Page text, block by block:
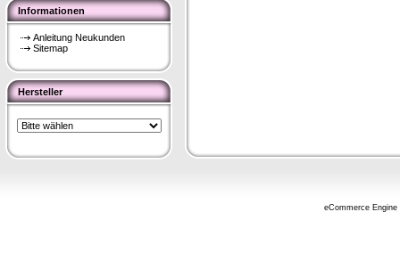
Informationen
Anleitung Neukunden
Sitemap
Hersteller
eCommerce